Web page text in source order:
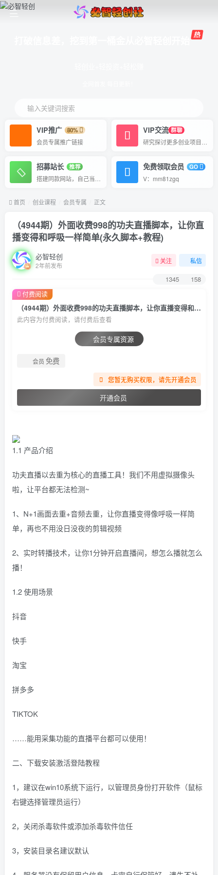
输入关键词搜索
VIP推广
80%
会员专属推广链接
VIP交流 群聊
招募站长
推荐
免费领取会员
GO
V：mm81zgq
首页 创业课程 会员专属 正文
（4944期）外面收费998的功夫直播脚本，让你直
播变得和呼吸一样简单(永久脚本+教程)
必智轻创
2年前发布
关注 私信
1345 158
（4944期）外面收费998的功夫直播脚本，让你直播变得和呼吸一样简单(永久脚本+教程)
此内容为付费阅读，请付费后查看
会员专属资源
会员 免费
您暂无购买权限，请先开通会员
开通会员
付费阅读
1.1 产品介绍
功夫直播以去重为核心的直播工具！我们不用虚拟摄像头
啦，让平台都无法检测~
1、N+1画面去重+音频去重，让你直播变得像呼吸一样简
单，再也不用没日没夜的剪辑视频
2、实时转播技术，让你1分钟开启直播间，想怎么播就怎么
播！
1.2 使用场景
抖音
快手
淘宝
拼多多
TIKTOK
……能用采集功能的直播平台都可以使用！
二、下载安装激活登陆教程
1，建议在win10系统下运行，以管理员身份打开软件（鼠标
右键选择管理员运行）
2，关闭杀毒软件或添加杀毒软件信任
3，安装目录名建议默认